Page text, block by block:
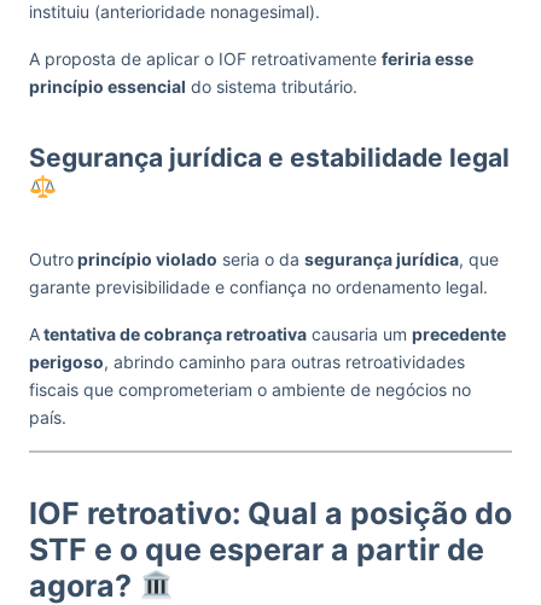
instituiu (anterioridade nonagesimal).
A proposta de aplicar o IOF retroativamente feriria esse
princípio essencial do sistema tributário.
Segurança jurídica e estabilidade legal
Outroprincípio violado seria o da segurança jurídica, que
garante previsibilidade e confiança no ordenamento legal.
Atentativa de cobrança retroativa causaria um precedente
perigoso, abrindo caminho para outras retroatividades
fiscais que comprometeriam o ambiente de negócios no
país.
IOF retroativo: Qual a posição do
STF e o que esperar a partir de
agora?